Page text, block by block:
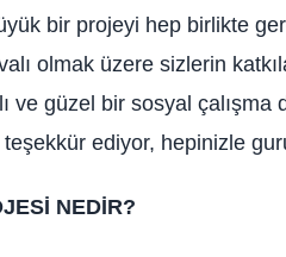
bir projeyi hep birlikte
olmak üzere sizlerin
ve güzel bir sosyal
ediyor, hepinizle
NEDİR?